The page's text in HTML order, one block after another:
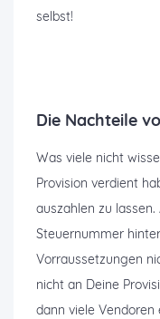
selbst!
Die Nachteile
Was viele nicht
Provision verdient
auszahlen zu
Steuernummer
Vorraussetzungen
nicht an Deine
dann viele